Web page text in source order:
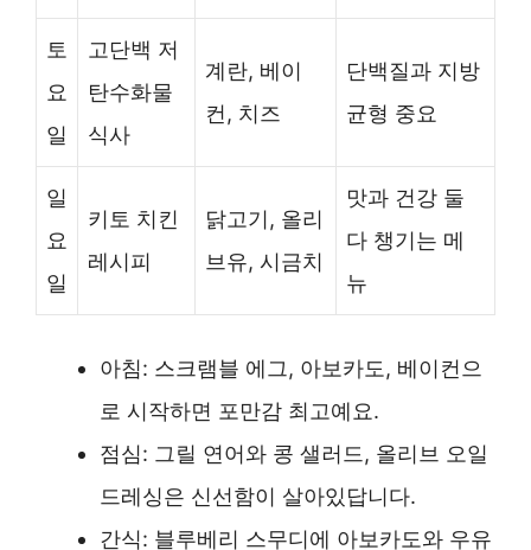
토
요
일
고단백 저
탄수화물
식사
계란, 베이
컨, 치즈
단백질과 지방
균형 중요
일
요
일
키토 치킨
레시피
닭고기, 올리
브유, 시금치
맛과 건강 둘
다 챙기는 메
뉴
아침: 스크램블 에그, 아보카도, 베이컨으
로 시작하면 포만감 최고예요.
점심: 그릴 연어와 콩 샐러드, 올리브 오일
드레싱은 신선함이 살아있답니다.
간식: 블루베리 스무디에 아보카도와 우유